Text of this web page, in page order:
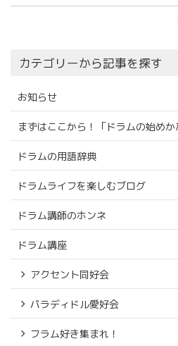
カテゴリーから記事を探す
お知らせ
まずはここから！「ドラムの始めか
ドラムの用語辞典
ドラムライフを楽しむブログ
ドラム講師のホンネ
ドラム講座
アクセント同好会
パラディドル愛好会
フラム好き集まれ！